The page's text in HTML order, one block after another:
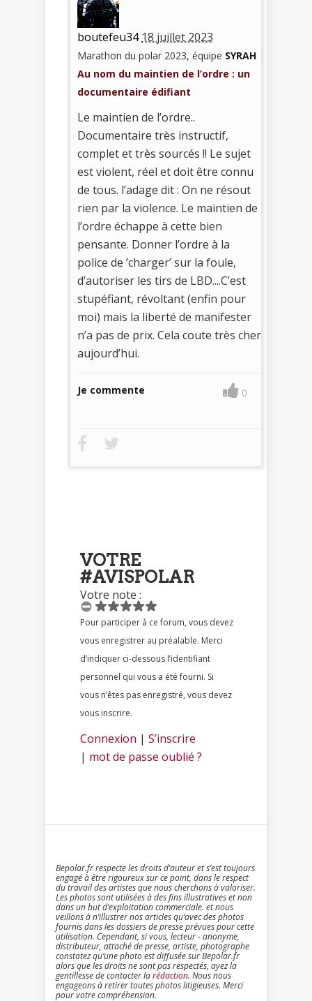
boutefeu34 18 juillet 2023
Marathon du polar 2023, équipe SYRAH
Au nom du maintien de l’ordre : un
documentaire édifiant
Le maintien de l’ordre..
Documentaire très instructif,
complet et très sourcés !! Le sujet
est violent, réel et doit être connu
de tous. l’adage dit : On ne résout
rien par la violence. Le maintien de
l’ordre échappe à cette bien
pensante. Donner l’ordre à la
police de ’charger’ sur la foule,
d’autoriser les tirs de LBD....C’est
stupéfiant, révoltant (enfin pour
moi) mais la liberté de manifester
n’a pas de prix. Cela coute très cher
aujourd’hui.
Je commente 0
VOTRE
#AVISPOLAR
Votre note :
Pour participer à ce forum, vous devez
vous enregistrer au préalable. Merci
d’indiquer ci-dessous l’identifiant
personnel qui vous a été fourni. Si
vous n’êtes pas enregistré, vous devez
vous inscrire.
Connexion | S’inscrire
| mot de passe oublié ?
Bepolar.fr respecte les droits d’auteur et s’est toujours
engagé à être rigoureux sur ce point, dans le respect
du travail des artistes que nous cherchons à valoriser.
Les photos sont utilisées à des fins illustratives et non
dans un but d’exploitation commerciale. et nous
veillons à n’illustrer nos articles qu’avec des photos
fournis dans les dossiers de presse prévues pour cette
utilisation. Cependant, si vous, lecteur - anonyme,
distributeur, attaché de presse, artiste, photographe
constatez qu’une photo est diffusée sur Bepolar.fr
alors que les droits ne sont pas respectés, ayez la
gentillesse de contacter larédaction. Nous nous
engageons à retirer toutes photos litigieuses. Merci
pour votre compréhension.